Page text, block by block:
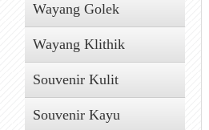
Wayang Golek
Wayang Klithik
Souvenir Kulit
Souvenir Kayu